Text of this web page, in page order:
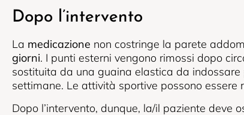
Dopo l’intervento
La medicazione non costringe la parete
giorni. I punti esterni vengono rimossi dopo
sostituita da una guaina elastica da
settimane. Le attività sportive possono essere
Dopo l’intervento, dunque, la/il paziente deve